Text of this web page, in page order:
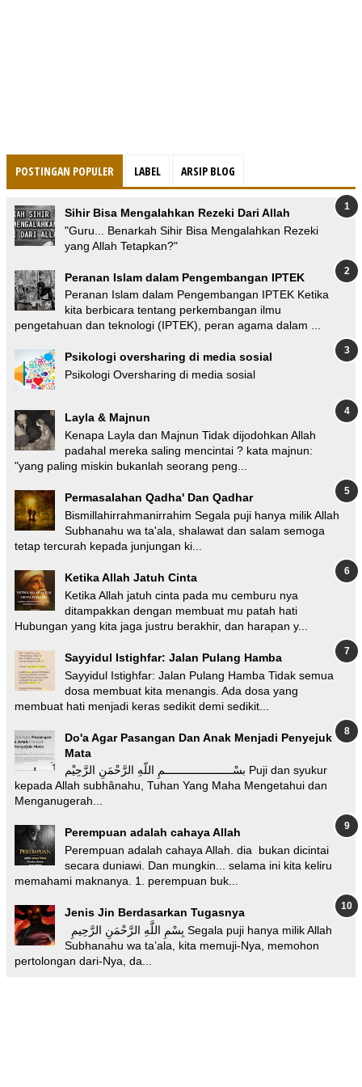
POSTINGAN POPULER LABEL ARSIP BLOG
Sihir Bisa Mengalahkan Rezeki Dari Allah
"Guru... Benarkah Sihir Bisa Mengalahkan Rezeki
yang Allah Tetapkan?"
Peranan Islam dalam Pengembangan IPTEK
Peranan Islam dalam Pengembangan IPTEK Ketika
kita berbicara tentang perkembangan ilmu
pengetahuan dan teknologi (IPTEK), peran agama dalam ...
Psikologi oversharing di media sosial
Psikologi Oversharing di media sosial
Layla & Majnun
Kenapa Layla dan Majnun Tidak dijodohkan Allah
padahal mereka saling mencintai ? kata majnun:
"yang paling miskin bukanlah seorang peng...
Permasalahan Qadha' Dan Qadhar
Bismillahirrahmanirrahim Segala puji hanya milik Allah
Subhanahu wa ta'ala, shalawat dan salam semoga
tetap tercurah kepada junjungan ki...
Ketika Allah Jatuh Cinta
Ketika Allah jatuh cinta pada mu cemburu nya
ditampakkan dengan membuat mu patah hati
Hubungan yang kita jaga justru berakhir, dan harapan y...
Sayyidul Istighfar: Jalan Pulang Hamba
Sayyidul Istighfar: Jalan Pulang Hamba Tidak semua
dosa membuat kita menangis. Ada dosa yang
membuat hati menjadi keras sedikit demi sedikit...
Do'a Agar Pasangan Dan Anak Menjadi Penyejuk
Mata
بسْـــــــــــــــــــــمِ اللّهِ الرَّحْمَنِ الرَّحِيْم Puji dan syukur
kepada Allah subhânahu, Tuhan Yang Maha Mengetahui dan
Menganugerah...
Perempuan adalah cahaya Allah
Perempuan adalah cahaya Allah. dia bukan dicintai
secara duniawi. Dan mungkin... selama ini kita keliru
memahami maknanya. 1. perempuan buk...
Jenis Jin Berdasarkan Tugasnya
Subhanahu wa ta’ala, kita memuji-Nya, memohon
pertolongan dari-Nya, da...